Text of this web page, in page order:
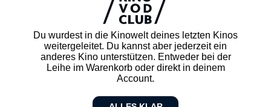
Du wurdest in die Kinowelt deines letzten Kinos
weitergeleitet. Du kannst aber jederzeit ein
anderes Kino unterstützen. Entweder bei der
Leihe im Warenkorb oder direkt in deinem
Account.
Kontakt
FAQ
Newsletter
Partner